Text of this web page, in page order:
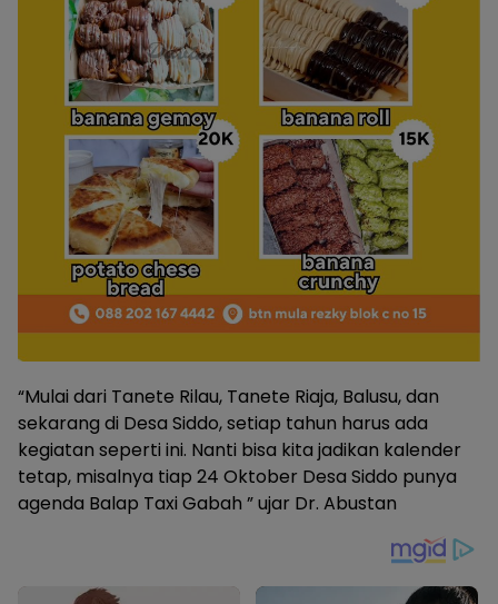
“Mulai dari Tanete Rilau, Tanete Riaja, Balusu, dan
sekarang di Desa Siddo, setiap tahun harus ada
kegiatan seperti ini. Nanti bisa kita jadikan kalender
tetap, misalnya tiap 24 Oktober Desa Siddo punya
agenda Balap Taxi Gabah ” ujar Dr. Abustan